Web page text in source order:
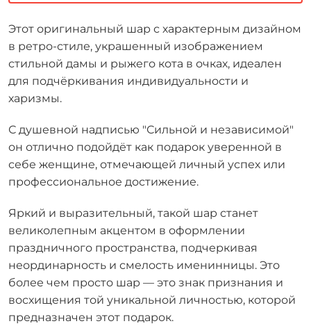
Этот оригинальный шар с характерным дизайном
в ретро-стиле, украшенный изображением
стильной дамы и рыжего кота в очках, идеален
для подчёркивания индивидуальности и
харизмы.
С душевной надписью "Сильной и независимой"
он отлично подойдёт как подарок уверенной в
себе женщине, отмечающей личный успех или
профессиональное достижение.
Яркий и выразительный, такой шар станет
великолепным акцентом в оформлении
праздничного пространства, подчеркивая
неординарность и смелость именинницы. Это
более чем просто шар — это знак признания и
восхищения той уникальной личностью, которой
предназначен этот подарок.